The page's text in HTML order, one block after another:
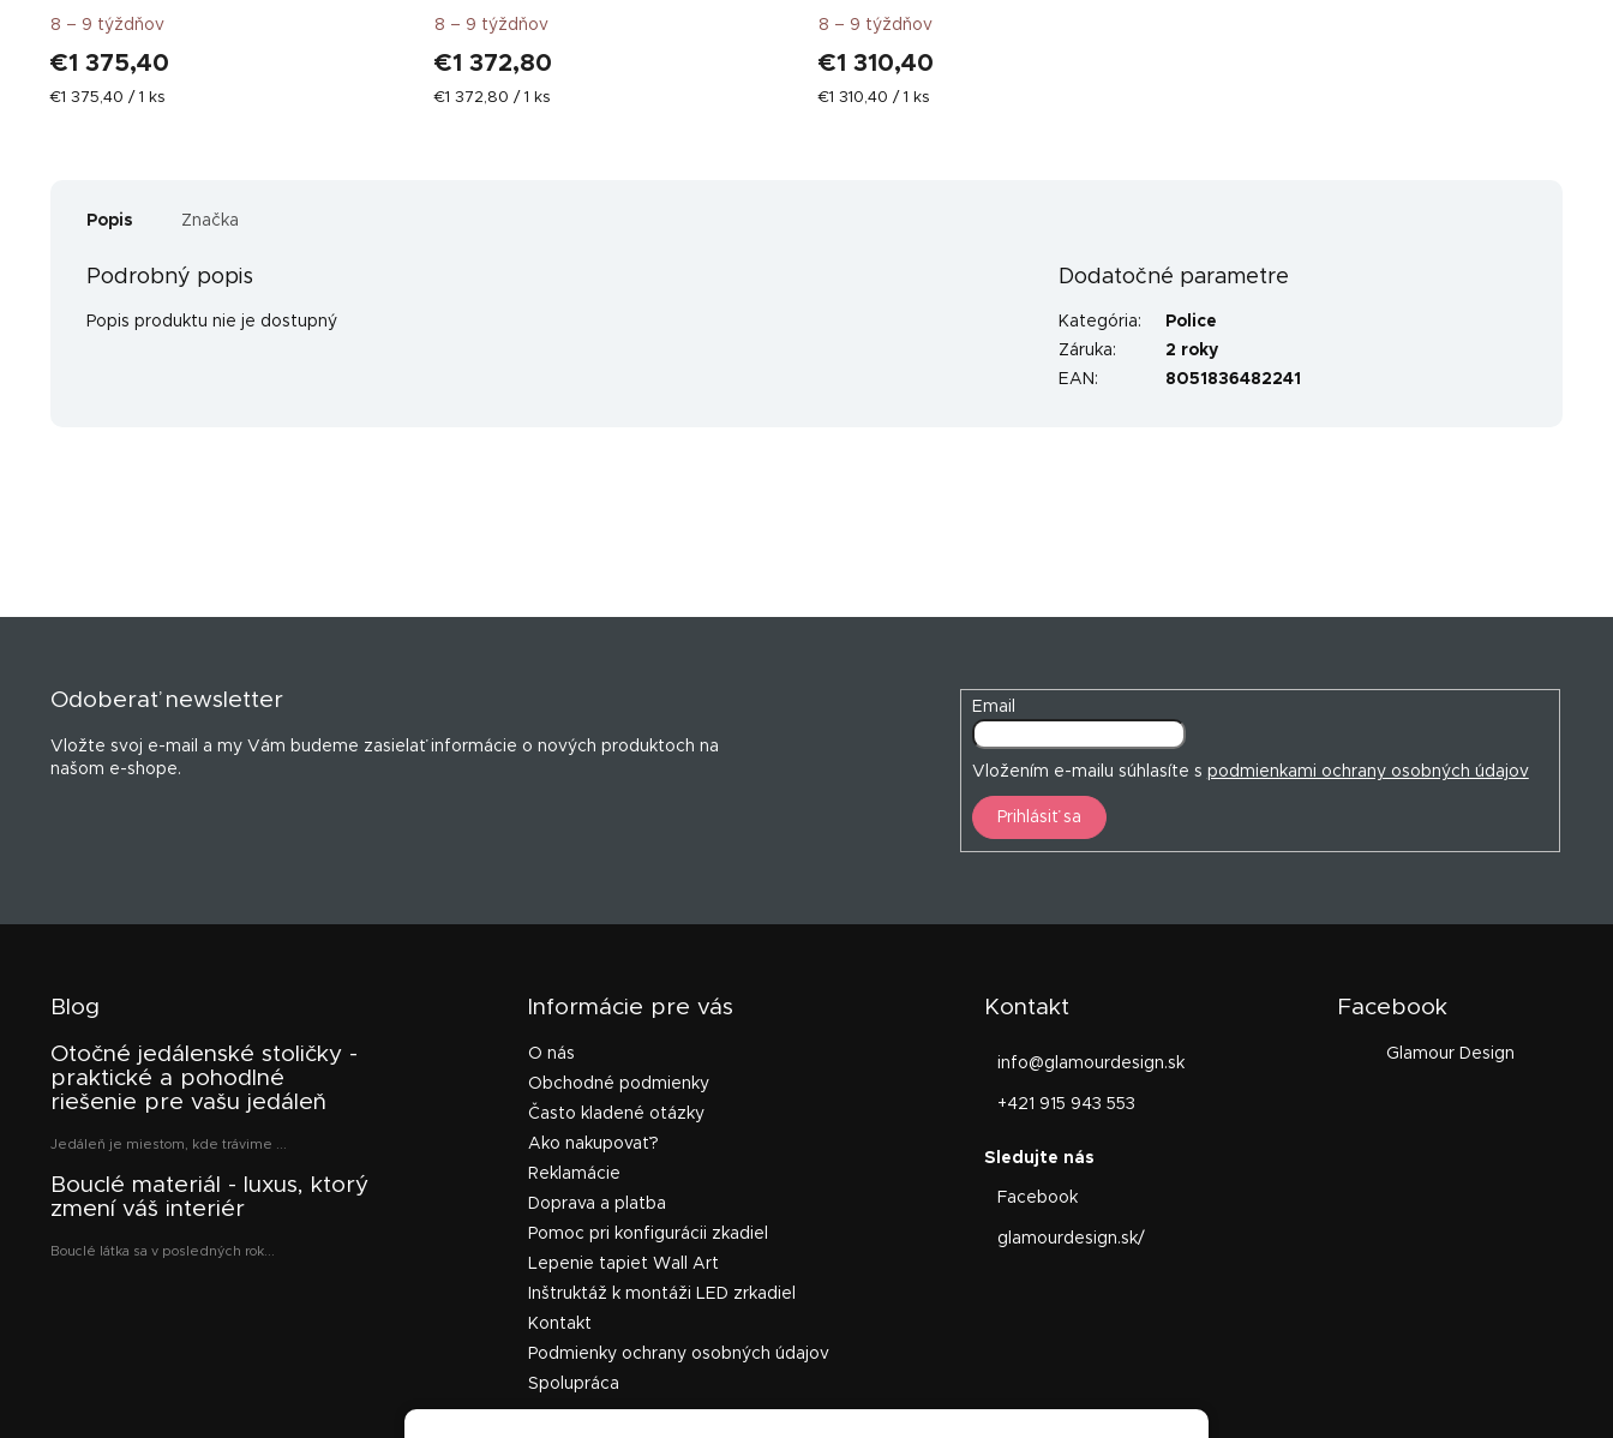
8 – 9 týždňov
€1 375,40
Jednotková
€1 375,40 / 1 ks
8 – 9 týždňov
€1 372,80
Jednotková
€1 372,80 / 1 ks
8 – 9 týždňov
€1 310,40
Jednotková
€1 310,40 / 1 ks
Popis Značka
Podrobný popis
Popis produktu nie je dostupný
Dodatočné parametre
Kategória:
Police
Záruka:
2 roky
EAN : 8051836482241
Odoberať newsletter
Vložte svoj e-mail a my Vám budeme zasielať informácie o nových produktoch na
našom e-shope.
Email
Vložením e-mailu súhlasíte s podmienkami ochrany osobných údajov
Prihlásiť sa
Blog
Otočné jedálenské stoličky -
praktické a pohodlné
riešenie pre vašu jedáleň
Jedáleň je miestom, kde trávime ...
Bouclé materiál - luxus, ktorý
zmení váš interiér
Bouclé látka sa v posledných rok...
Informácie pre vás
O nás
Obchodné podmienky
Často kladené otázky
Ako nakupovať?
Reklamácie
Doprava a platba
Pomoc pri konfigurácii zkadiel
Lepenie tapiet Wall Art
Inštruktáž k montáži LED zrkadiel
Kontakt
Podmienky ochrany osobných údajov
Spolupráca
Kontakt
info@glamourdesign.sk
+421 915 943 553
Facebook
glamourdesign.sk/
Facebook
Glamour Design